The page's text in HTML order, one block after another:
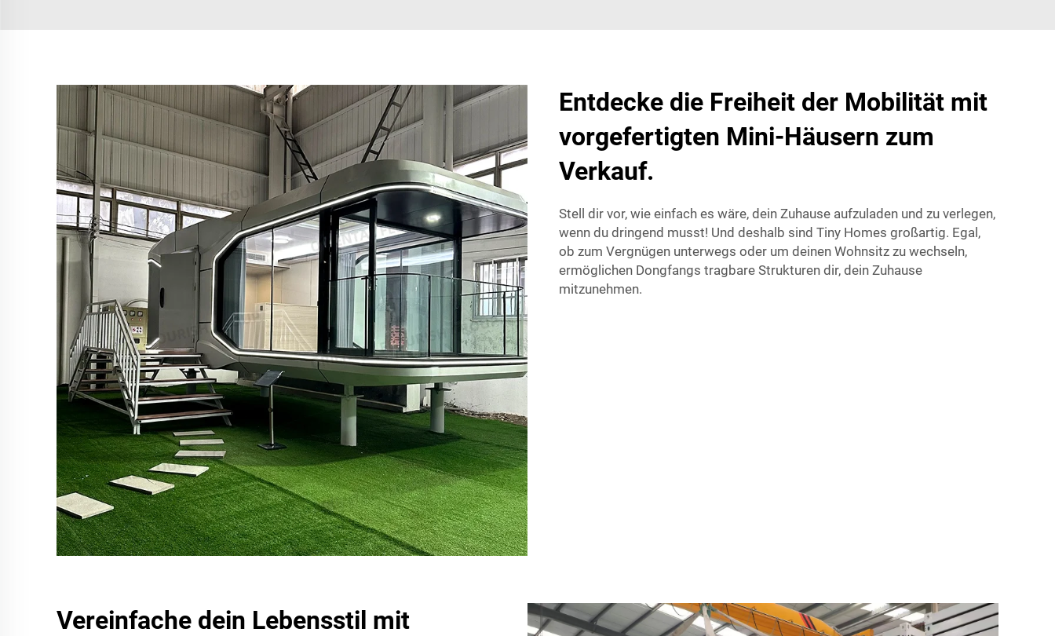
Entdecke die Freiheit der Mobilität mit
vorgefertigten Mini-Häusern zum
Verkauf.
Stell dir vor, wie einfach es wäre, dein Zuhause aufzuladen und zu verlegen,
wenn du dringend musst! Und deshalb sind Tiny Homes großartig. Egal,
ob zum Vergnügen unterwegs oder um deinen Wohnsitz zu wechseln,
ermöglichen Dongfangs tragbare Strukturen dir, dein Zuhause
mitzunehmen.
Vereinfache dein Lebensstil mit